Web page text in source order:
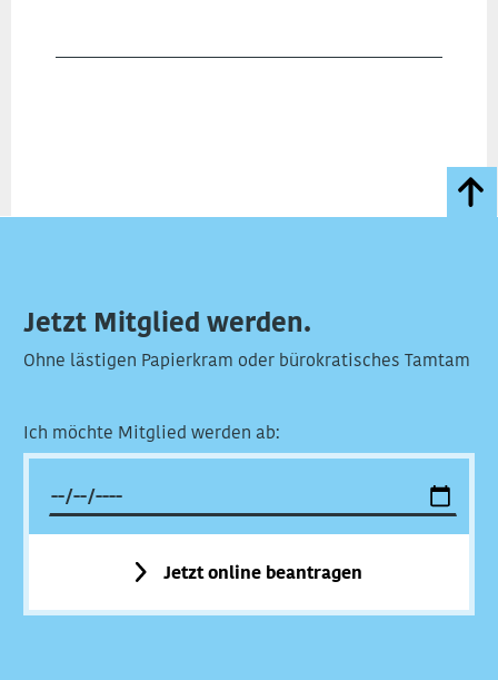
Jetzt Mitglied werden.
Ohne lästigen Papierkram oder bürokratisches Tamtam
Ich möchte Mitglied werden ab:
Jetzt online beantragen